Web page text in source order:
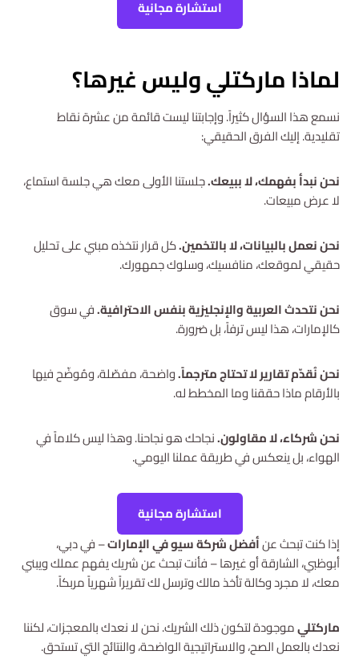
استشارة مجانية
لماذا ماركتلي وليس غيرها؟
نسمع هذا السؤال كثيراً. وإجابتنا ليست قائمة من عشرة نقاط
تقليدية. إليك الفرق الحقيقي:
نحن نبدأ بفهمك، لا ببيعك.جلستنا الأولى معك هي جلسة استماع،
لا عرض مبيعات.
نحن نعمل بالبيانات، لا بالتخمين.كل قرار نتخذه مبني على تحليل
حقيقي لموقعك، منافسيك، وسلوك جمهورك.
نحن نتحدث العربية والإنجليزية بنفس الاحترافية.في سوق
كالإمارات، هذا ليس ترفاً، بل ضرورة.
نحن نُقدّم تقارير لا تحتاج مترجماً.واضحة، مفصّلة، ومُوضّح فيها
بالأرقام ماذا حققنا وما المخطط له.
نحن شركاء، لا مقاولون.نجاحك هو نجاحنا. وهذا ليس كلاماً في
الهواء، بل ينعكس في طريقة عملنا اليومي.
استشارة مجانية
إذا كنت تبحث عنأفضل شركة سيو في الإمارات– في دبي،
أبوظبي، الشارقة أو غيرها – فأنت تبحث عن شريك يفهم عملك ويبني
معك، لا مجرد وكالة تأخذ مالك وترسل لك تقريراً شهرياً مربكاً.
ماركتليموجودة لتكون ذلك الشريك. نحن لا نعدك بالمعجزات، لكننا
نعدك بالعمل الصح، والاستراتيجية الواضحة، والنتائج التي تستحق.